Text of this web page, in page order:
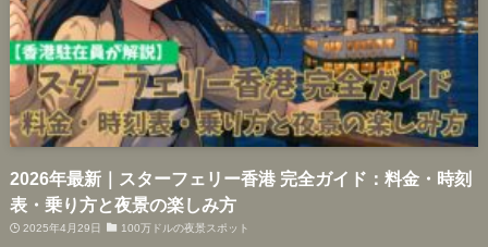
2026年最新｜スターフェリー香港 完全ガイド：料金・時刻
表・乗り方と夜景の楽しみ方
2025年4月29日 100万ドルの夜景スポット